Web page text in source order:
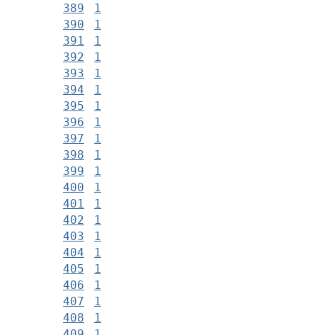
389
1
390
1
391
1
392
1
393
1
394
1
395
1
396
1
397
1
398
1
399
1
400
1
401
1
402
1
403
1
404
1
405
1
406
1
407
1
408
1